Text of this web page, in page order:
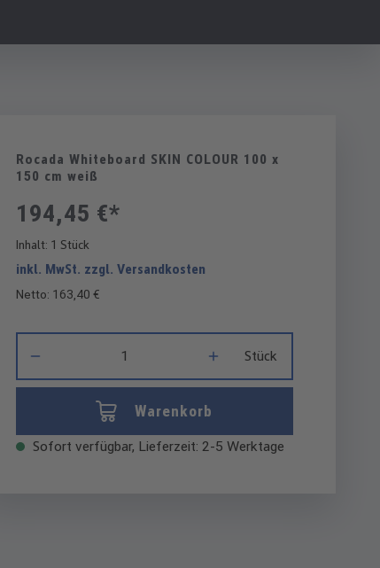
Rocada Whiteboard SKIN COLOUR 100 x
150 cm weiß
194,45 €*
Inhalt: 1 Stück
inkl. MwSt. zzgl. Versandkosten
Netto: 163,40 €
Stück
Warenkorb
Sofort verfügbar, Lieferzeit: 2-5 Werktage